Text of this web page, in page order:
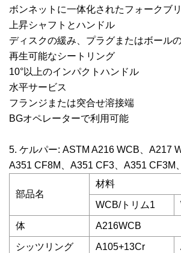
ボンネットに一体化されたフォークブ
上昇シャフトとハンドル
ディスクの緩み、プラグまたはボール
再生可能なシートリング
10°以上のインパクトハンドル
水平サービス
フランジまたは突合せ溶接端
BGオペレーターで利用可能
5. ケルパー: ASTM A216 WCB、A217
A351 CF8M、A351 CF3、A351 CF3M
部品名
材料
WCB/トリム1
体 A216WCB
シッツリング A105+13Cr